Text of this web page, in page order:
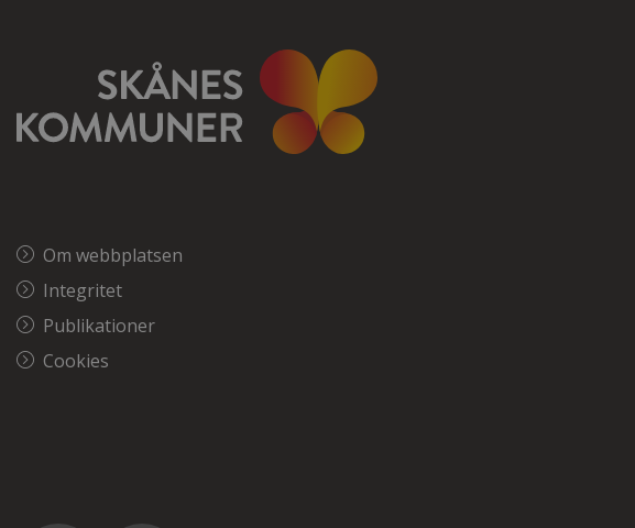
Om webbplatsen
Integritet
Publikationer
Cookies